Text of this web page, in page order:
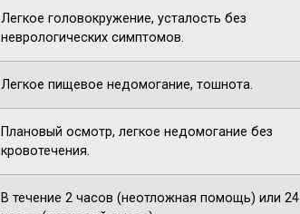
Легкое головокружение, усталость без
неврологических симптомов.
Легкое пищевое недомогание, тошнота.
Плановый осмотр, легкое недомогание без
кровотечения.
В течение 2 часов (неотложная помощь) или 24